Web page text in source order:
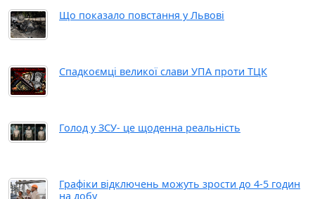
Що показало повстання у Львові
Спадкоємці великої слави УПА проти ТЦК
Голод у ЗСУ- це щоденна реальність
Графіки відключень можуть зрости до 4-5 годин
на добу